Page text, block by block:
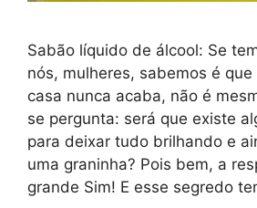
Sabão líquido de álcool: Se
nós, mulheres, sabemos é
casa nunca acaba, não é
se pergunta: será que existe
para deixar tudo brilhando e
uma graninha? Pois bem, a
grande Sim! E esse segredo